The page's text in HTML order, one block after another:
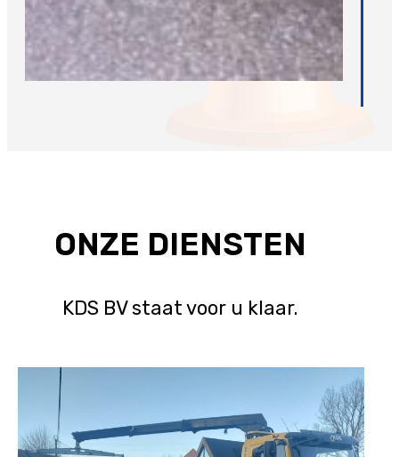
ONZE DIENSTEN
KDS BV staat voor u klaar.